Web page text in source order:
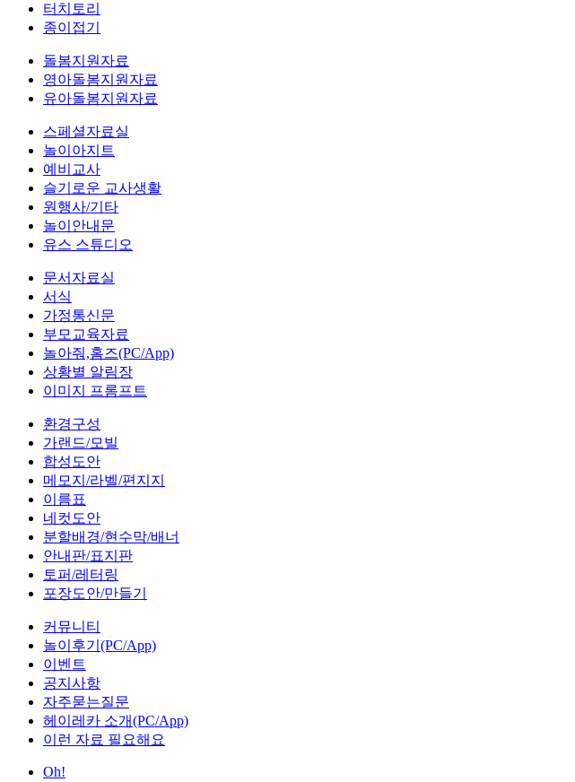
터치토리
종이접기
돌봄지원자료
영아돌봄지원자료
유아돌봄지원자료
스페셜자료실
놀이아지트
예비교사
슬기로운 교사생활
원행사/기타
놀이안내문
유스 스튜디오
문서자료실
서식
가정통신문
부모교육자료
놀아줘,홈즈(PC/App)
상황별 알림장
이미지 프롬프트
환경구성
가랜드/모빌
합성도안
메모지/라벨/편지지
이름표
네컷도안
분할배경/현수막/배너
안내판/표지판
토퍼/레터링
포장도안/만들기
커뮤니티
놀이후기(PC/App)
이벤트
공지사항
자주묻는질문
헤이레카 소개(PC/App)
이런 자료 필요해요
Oh!